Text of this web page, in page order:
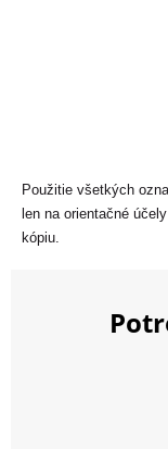
Použitie všetkých
len na orientačné
kópiu.